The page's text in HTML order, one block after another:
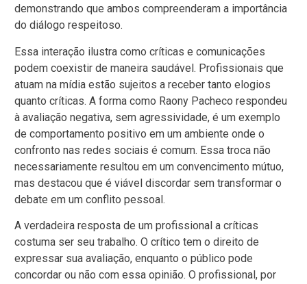
demonstrando que ambos compreenderam a importância
do diálogo respeitoso.
Essa interação ilustra como críticas e comunicações
podem coexistir de maneira saudável. Profissionais que
atuam na mídia estão sujeitos a receber tanto elogios
quanto críticas. A forma como Raony Pacheco respondeu
à avaliação negativa, sem agressividade, é um exemplo
de comportamento positivo em um ambiente onde o
confronto nas redes sociais é comum. Essa troca não
necessariamente resultou em um convencimento mútuo,
mas destacou que é viável discordar sem transformar o
debate em um conflito pessoal.
A verdadeira resposta de um profissional a críticas
costuma ser seu trabalho. O crítico tem o direito de
expressar sua avaliação, enquanto o público pode
concordar ou não com essa opinião. O profissional, por